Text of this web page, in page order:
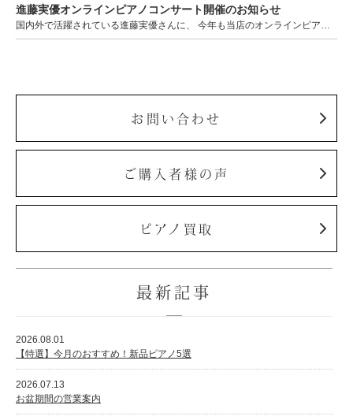
ホフマングランドピアノ
ホフマンアップライトピアノ
タッチ・音色の調整
ピアノクリーニングと引越し
進藤実優オンラインピアノコンサート開催のお知らせ
国内外で活躍されている進藤実優さんに、 今年も当店のオンラインピアノコンサートに出演することが決定し…
お問い合わせ
ご購入者様の声
ピアノ買取
最新記事
2026.08.01
【特選】今月のおすすめ！新品ピアノ5選
2026.07.13
お盆期間の営業案内